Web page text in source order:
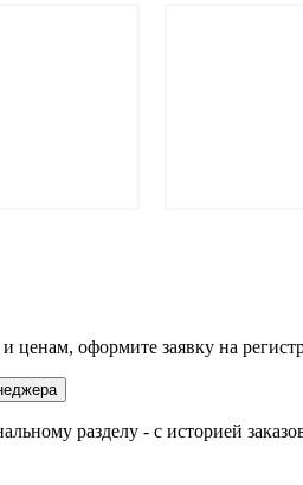
ценам, оформите заявку на
разделу - с историей